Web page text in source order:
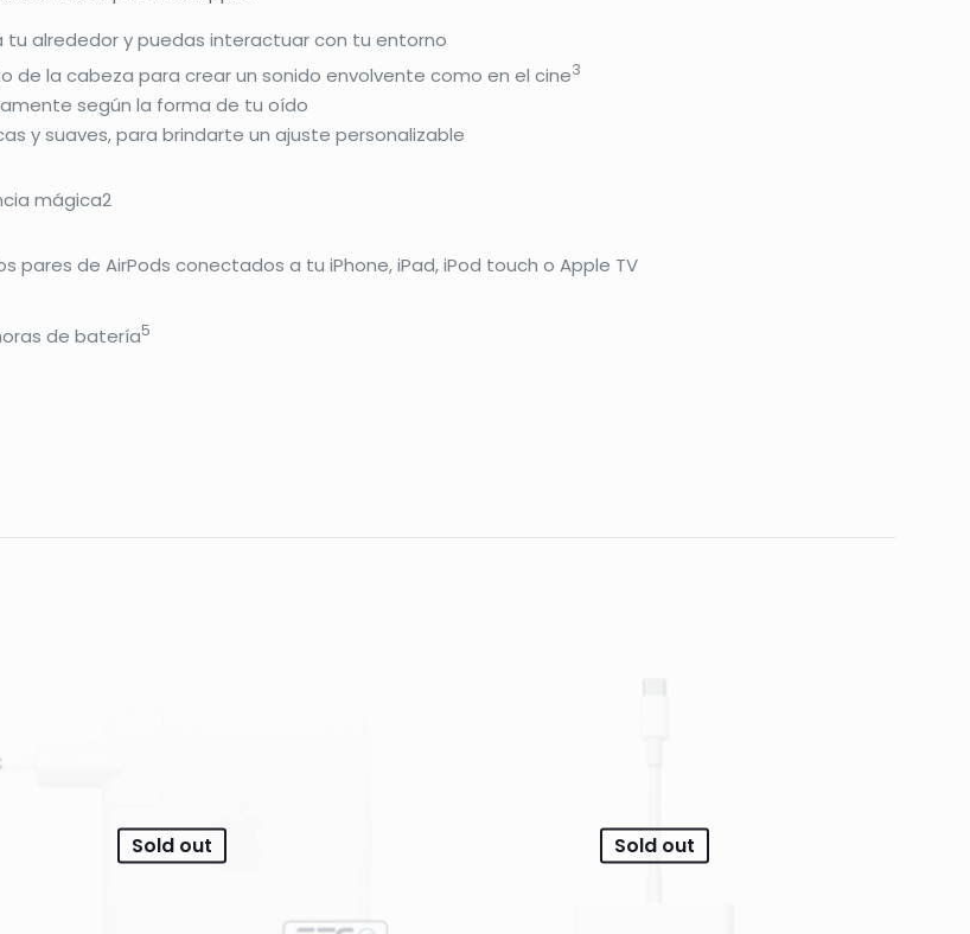
alrededor y puedas interactuar con tu entorno
la cabeza para crear un sonido envolvente como en el cine3
según la forma de tu oído
y suaves, para brindarte un ajuste personalizable
mágica2
de AirPods conectados a tu iPhone, iPad, iPod touch o Apple TV
de batería5
Sold out Sold out